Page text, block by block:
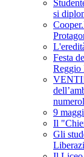
si
Festa
Reggio
VENTI!
9
Il
Gli